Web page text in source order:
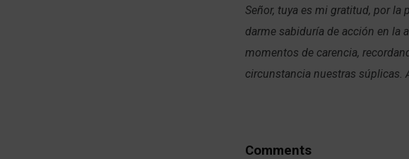
Señor, tuya es mi gratitud, por la
darme sabiduría de acción en la
momentos de carencia,
circunstancia nuestras súplicas.
Comments